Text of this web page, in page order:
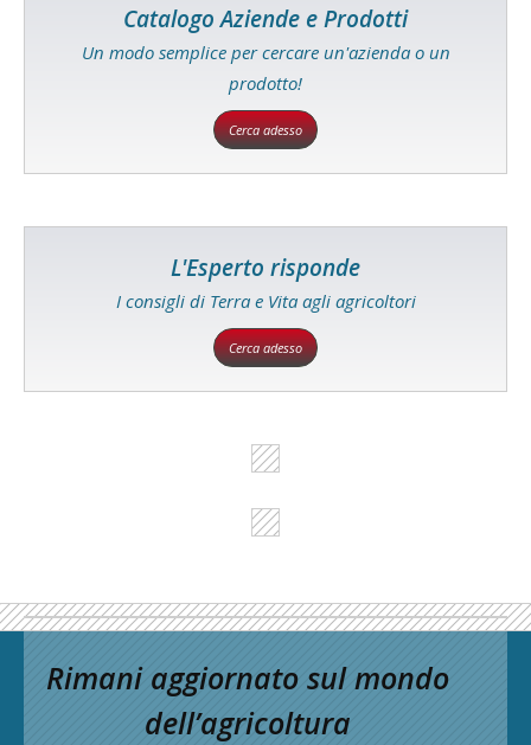
Catalogo Aziende e Prodotti
Un modo semplice per cercare un'azienda o un
prodotto!
Cerca adesso
L'Esperto risponde
I consigli di Terra e Vita agli agricoltori
Cerca adesso
Rimani aggiornato sul mondo
dell’agricoltura